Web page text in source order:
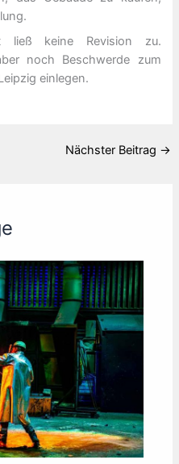
ließ keine Revision zu.
noch Beschwerde zum
einlegen.
Nächster Beitrag →